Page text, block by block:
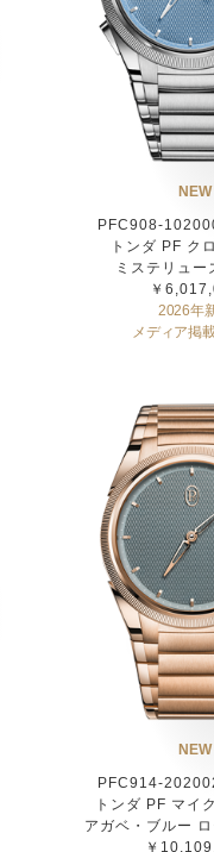
NEW
PFC908-
トンダ PF ク
ミステリュー
￥
2026年
メディア掲
NEW
PFC914-
トンダ PF マイ
アガベ・ブルー
￥